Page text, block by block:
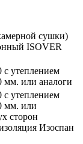
сушки)
ISOVER
с утеплением
мм. или аналоги
с утеплением
мм. или
сторон
Изоспан